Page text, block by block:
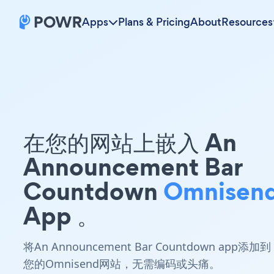
Apps Plans & PricingAboutResources
在您的网站上嵌入 An
Announcement Bar
Countdown
App 。
将An Announcement Bar Countdown app添加到
您的Omnisend网站，无需编码或头痛。